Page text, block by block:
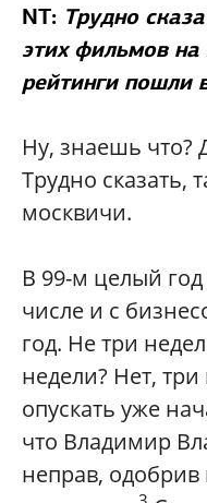
NT: Трудно
этих фильмов
рейтинги пошли
Ну, знаешь что?
Трудно сказать,
москвичи.
В 99-м целый
числе и с
год. Не три
недели? Нет,
опускать уже
что Владимир
неправ,